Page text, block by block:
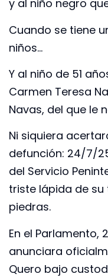
y al niño negro
Cuando se tiene
niños…
Y al niño de 51
Carmen Teresa
Navas, del que le
Ni siquiera
defunción: 24/7/
del Servicio
triste lápida de
piedras.
En el Parlamento,
anunciara
Quero bajo